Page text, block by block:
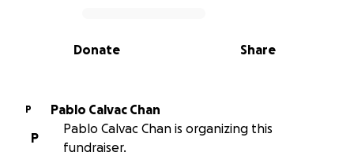
0% complete
Share
Donate
P
Pablo Calvac Chan
P
Pablo Calvac Chan is organizing this
fundraiser.